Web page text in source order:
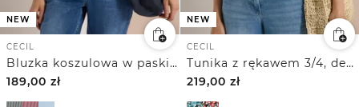
NEW
CECIL
Bluzka koszulowa w paski z rękawem 3/4
189,00 zł
NEW
CECIL
Tunika z rękawem 3/4, dekoltem typu split neck i nadrukiem
219,00 zł